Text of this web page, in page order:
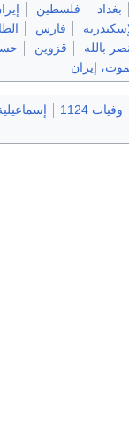
بغداد فلسطين
فارس
بالله قزوين
إيران
وفيات 1124